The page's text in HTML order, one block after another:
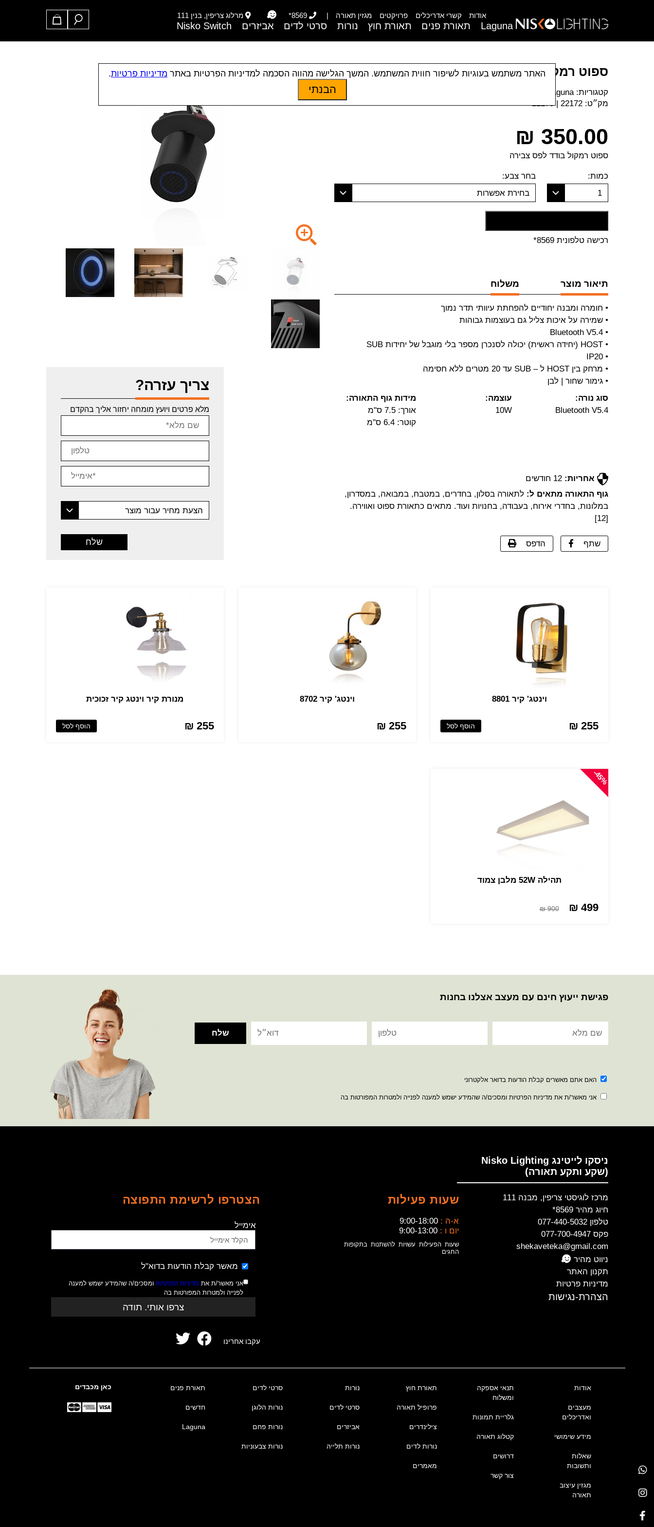
אודות קשרי אדריכלים פרויקטים מגזין תאורה |
8569* מרלוג צריפין, בנין 111
Laguna תאורת פנים תאורת חוץ נורות סרטי לדים אביזרים Nisko Switch
ספוט רמקול שקוע
קטגוריות:Laguna
מק״ט:22172 | 22173
350.00
₪
ספוט רמקול בודד לפס צבירה
כמות:
1
בחר צבע:
בחירת אפשרות
רכישה טלפונית 8569*
תיאור מוצר משלוח
• חומרה ומבנה יחודיים להפחתת עיוותי תדר נמוך
• שמירה על איכות צליל גם בעוצמות גבוהות
• Bluetooth V5.4
• HOST (יחידה ראשית) יכולה לסנכרן מספר בלי מוגבל של יחידות SUB
• IP20
• מרחק בין HOST ל – SUB עד 20 מטרים ללא חסימה
• גימור שחור | לבן
סוג נורה:
Bluetooth V5.4
עוצמה:
10W
מידות גוף התאורה:
אורך: 7.5 ס"מ
קוטר: 6.4 ס"מ
אחריות: 12 חודשים
גוף התאורה מתאים ל:לתאורה בסלון, בחדרים, במטבח, במבואה, במסדרון,
במלונות, בחדרי אירוח, בעבודה, בחנויות ועוד. מתאים כתאורת ספוט ואווירה.
[12]
שתף הדפס
צריך עזרה?
מלא פרטים ויועץ מומחה יחזור אליך בהקדם
הצעת מחיר עבור מוצר
וינטג' קיר 8801
255 ₪ הוסף לסל
וינטג' קיר 8702
255 ₪
מנורת קיר וינטג קיר זכוכית
255 ₪ הוסף לסל
-45%
תהילה 52W מלבן צמוד
499 ₪
900 ₪
פגישת ייעוץ חינם עם מעצב אצלנו בחנות
האם אתם מאשרים קבלת הודעות בדואר אלקטרוני
אני מאשר/ת את מדיניות הפרטיות ומסכים/ה שהמידע ישמש למענה לפנייה ולמטרות המפורטות בה
ניסקו לייטינג Nisko Lighting
(שקע ותקע תאורה)
מרכז לוגיסטי צריפין, מבנה 111
חיוג מהיר 8569*
טלפון 077-440-5032
פקס 077-700-4947
shekaveteka@gmail.com
ניווט מהיר
תקנון האתר
מדיניות פרטיות
הצהרת-נגישות
שעות פעילות
א-ה : 9:00-18:00
יום ו : 9:00-13:00
שעות הפעילות עשויות להשתנות בתקופות
החגים
הצטרפו לרשימת התפוצה
אימייל
מאשר קבלת הודעות בדוא"ל
אני מאשר/ת את מדיניות הפרטיותומסכים/ה שהמידע ישמש למענה
לפנייה ולמטרות המפורטות בה
צרפו אותי. תודה
עקבו אחרינו
אודות
מעצבים
ואדריכלים
מידע שימושי
שאלות
ותשובות
מגזין עיצוב
תאורה
תנאי אספקה
ומשלוח
גלריית תמונות
קטלוג תאורה
דרושים
צור קשר
תאורת חוץ
פרופיל תאורה
צילינדרים
נורות לדים
מאמרים
נורות
סרטי לדים
אביזרים
נורות תלייה
סרטי לדים
נורות הלוגן
נורות פחם
נורות צבעוניות
תאורת פנים
חדשים
Laguna
כאן מכבדים
האתר משתמש בעוגיות לשיפור חווית המשתמש. המשך הגלישה מהווה הסכמה למדיניות הפרטיות באתר מדיניות פרטיות.
הבנתי